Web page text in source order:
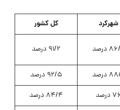
شهرکرد کل کشور
درصد 91/2 درصد
درصد 92/5 درصد
درصد 84/4 درصد